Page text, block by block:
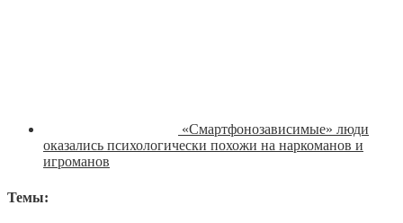
«Смартфонозависимые» люди
оказались психологически похожи на наркоманов и
игроманов
Темы: